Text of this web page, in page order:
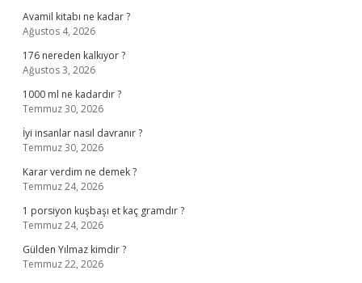
Avamil kitabı ne kadar ?
Ağustos 4, 2026
176 nereden kalkıyor ?
Ağustos 3, 2026
1000 ml ne kadardır ?
Temmuz 30, 2026
İyi insanlar nasıl davranır ?
Temmuz 30, 2026
Karar verdim ne demek ?
Temmuz 24, 2026
1 porsiyon kuşbaşı et kaç gramdır ?
Temmuz 24, 2026
Gülden Yılmaz kimdir ?
Temmuz 22, 2026